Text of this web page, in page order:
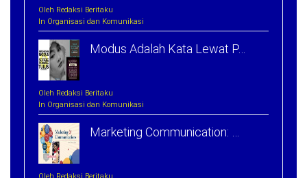
Oleh Redaksi Beritaku
In Organisasi dan Komunikasi
Modus Adalah Kata Lewat P…
Oleh Redaksi Beritaku
In Organisasi dan Komunikasi
Marketing Communication: …